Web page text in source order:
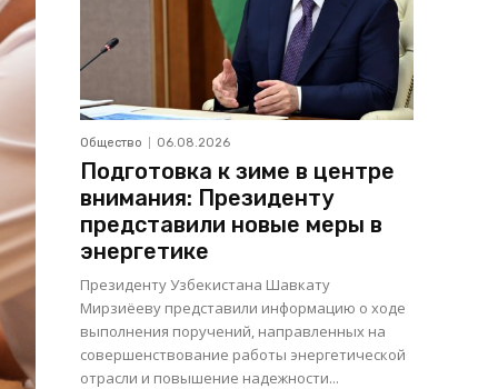
Общество 06.08.2026
Подготовка к зиме в центре
внимания: Президенту
представили новые меры в
энергетике
Президенту Узбекистана Шавкату
Мирзиёеву представили информацию о ходе
выполнения поручений, направленных на
совершенствование работы энергетической
отрасли и повышение надежности...